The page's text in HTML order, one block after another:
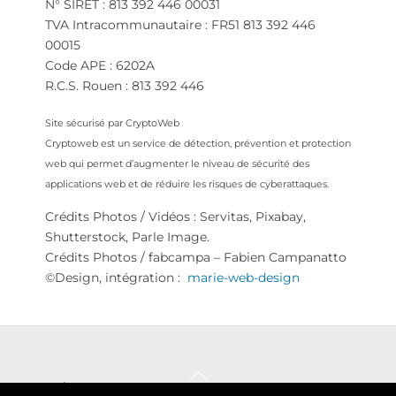
N° SIRET : 813 392 446 00031
TVA Intracommunautaire : FR51 813 392 446
00015
Code APE : 6202A
R.C.S. Rouen : 813 392 446
Site sécurisé par CryptoWeb
Cryptoweb est un service de détection, prévention et protection
web qui permet d’augmenter le niveau de sécurité des
applications web et de réduire les risques de cyberattaques.
Crédits Photos / Vidéos : Servitas, Pixabay,
Shutterstock, Parle Image.
Crédits Photos / fabcampa – Fabien Campanatto
©Design, intégration : marie-web-design